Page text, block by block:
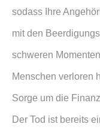
sodass Ihre
mit den
schweren
Menschen verloren
Sorge um die
Der Tod ist bereits